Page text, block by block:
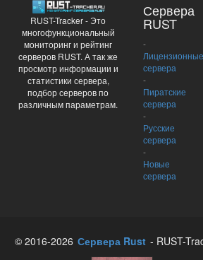
RUST-Tracker - Это
многофункциональный
мониторинг и рейтинг
серверов RUST. А так же
просмотр информации и
статистики сервера,
подбор серверов по
различным параметрам.
Сервера
RUST
-
Лицензионные
сервера
-
Пиратские
сервера
-
Русские
сервера
-
Новые
сервера
© 2016-2026 Сервера Rust - RUST-